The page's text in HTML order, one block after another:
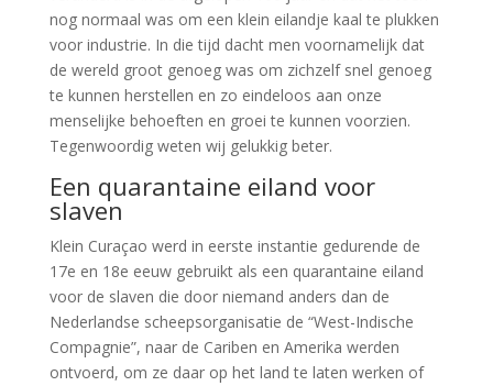
nog normaal was om een klein eilandje kaal te plukken
voor industrie. In die tijd dacht men voornamelijk dat
de wereld groot genoeg was om zichzelf snel genoeg
te kunnen herstellen en zo eindeloos aan onze
menselijke behoeften en groei te kunnen voorzien.
Tegenwoordig weten wij gelukkig beter.
Een quarantaine eiland voor
slaven
Klein Curaçao werd in eerste instantie gedurende de
17e en 18e eeuw gebruikt als een quarantaine eiland
voor de slaven die door niemand anders dan de
Nederlandse scheepsorganisatie de “West-Indische
Compagnie”, naar de Cariben en Amerika werden
ontvoerd, om ze daar op het land te laten werken of